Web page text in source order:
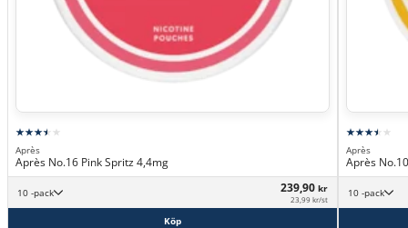
Après
Après No.16 Pink Spritz 4,4mg
10 -pack 239,90 kr
23,99 kr/st
Köp
Après
Après
10 -pack